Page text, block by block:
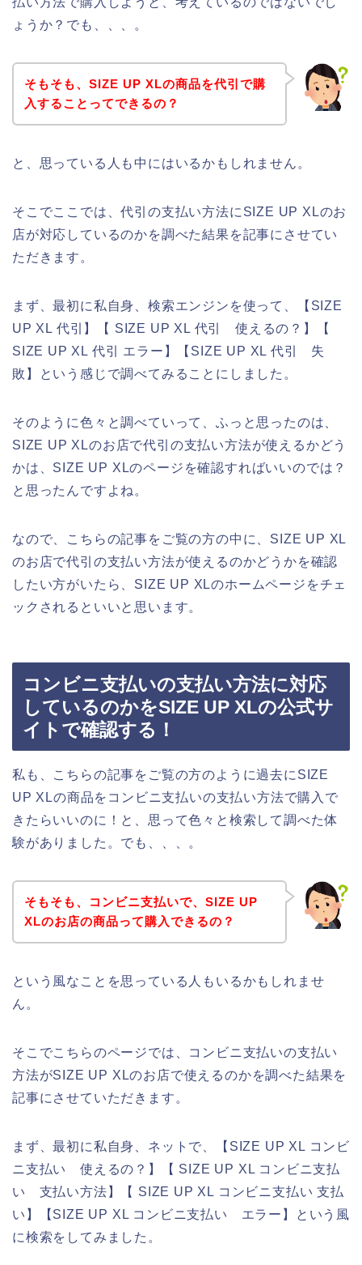
ょうか？でも、、、。
そもそも、SIZE UP XLの商品を代引で購
入することってできるの？
と、思っている人も中にはいるかもしれません。
そこでここでは、代引の支払い方法にSIZE UP XLのお
店が対応しているのかを調べた結果を記事にさせてい
ただきます。
まず、最初に私自身、検索エンジンを使って、【SIZE
UP XL 代引】【 SIZE UP XL 代引 使えるの？】【
SIZE UP XL 代引 エラー】【SIZE UP XL 代引 失
敗】という感じで調べてみることにしました。
そのように色々と調べていって、ふっと思ったのは、
SIZE UP XLのお店で代引の支払い方法が使えるかどう
かは、SIZE UP XLのページを確認すればいいのでは？
と思ったんですよね。
なので、こちらの記事をご覧の方の中に、SIZE UP XL
のお店で代引の支払い方法が使えるのかどうかを確認
したい方がいたら、SIZE UP XLのホームページをチェ
ックされるといいと思います。
コンビニ支払いの支払い方法に対応
しているのかをSIZE UP XLの公式サ
イトで確認する！
私も、こちらの記事をご覧の方のように過去にSIZE
UP XLの商品をコンビニ支払いの支払い方法で購入で
きたらいいのに！と、思って色々と検索して調べた体
験がありました。でも、、、。
そもそも、コンビニ支払いで、SIZE UP
XLのお店の商品って購入できるの？
という風なことを思っている人もいるかもしれませ
ん。
そこでこちらのページでは、コンビニ支払いの支払い
方法がSIZE UP XLのお店で使えるのかを調べた結果を
記事にさせていただきます。
まず、最初に私自身、ネットで、【SIZE UP XL コンビ
ニ支払い 使えるの？】【 SIZE UP XL コンビニ支払
い 支払い方法】【 SIZE UP XL コンビニ支払い 支払
い】【SIZE UP XL コンビニ支払い エラー】という風
に検索をしてみました。